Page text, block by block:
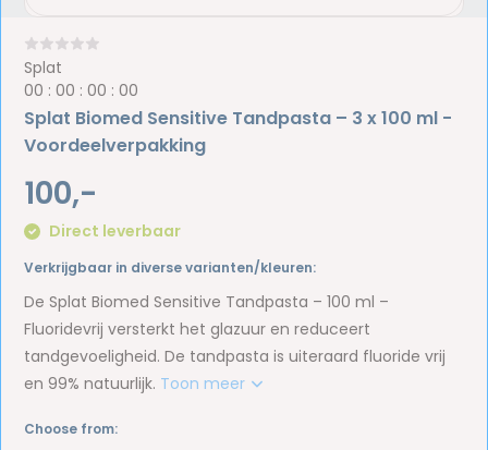
Splat
00 :00 :00 :00
Splat Biomed Sensitive Tandpasta – 3 x 100 ml -
Voordeelverpakking
100,-
Direct leverbaar
Verkrijgbaar in diverse varianten/kleuren:
De Splat Biomed Sensitive Tandpasta – 100 ml –
Fluoridevrij versterkt het glazuur en reduceert
tandgevoeligheid. De tandpasta is uiteraard fluoride vrij
en 99% natuurlijk. Toon meer
Choose from: